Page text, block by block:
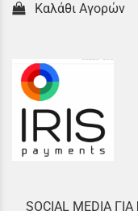
Καλάθι Αγορών
SOCIAL MEDIA ΓΙΑ